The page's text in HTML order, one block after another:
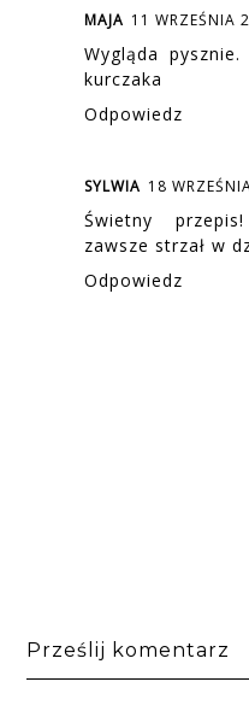
MAJA 11 WRZEŚNIA
Wygląda
kurczaka
Odpowiedz
SYLWIA 18
Świetny
zawsze strzał w
Odpowiedz
Prześlij komentarz